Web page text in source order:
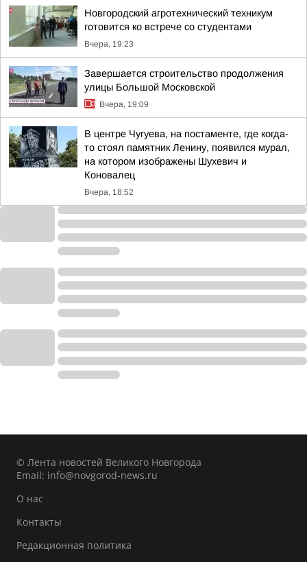
Новгородский агротехнический техникум
готовится ко встрече со студентами
Вчера, 19:23
Завершается строительство продолжения
улицы Большой Московской
Вчера, 19:09
В центре Чугуева, на постаменте, где когда-
то стоял памятник Ленину, появился мурал,
на котором изображены Шухевич и
Коновалец
Вчера, 18:52
© Лента новостей Великого Новгорода
Email: info@novgorod-news.ru
О нас
Контакты
Редакционная политика